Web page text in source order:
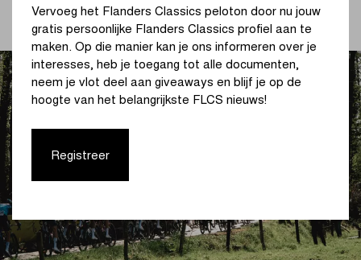
(lees verder onder de foto)
Vervoeg het Flanders Classics peloton door nu jouw
gratis persoonlijke Flanders Classics profiel aan te
maken. Op die manier kan je ons informeren over je
interesses, heb je toegang tot alle documenten,
neem je vlot deel aan giveaways en blijf je op de
hoogte van het belangrijkste FLCS nieuws!
Registreer